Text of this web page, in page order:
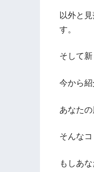
以外と
す。
そして
今から
あなた
そんな
もしあ